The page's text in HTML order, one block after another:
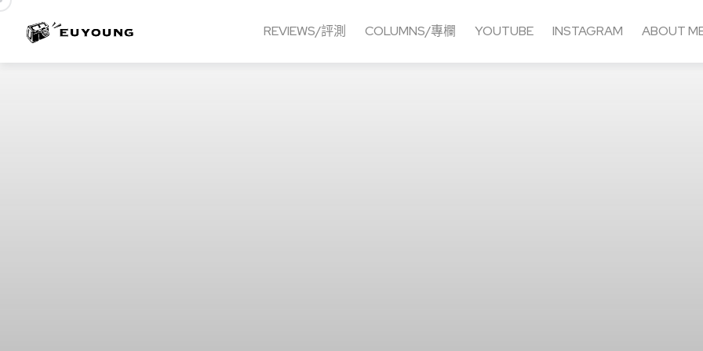
REVIEWS/評測 COLUMNS/專欄 YOUTUBE INSTAGRAM ABOUT